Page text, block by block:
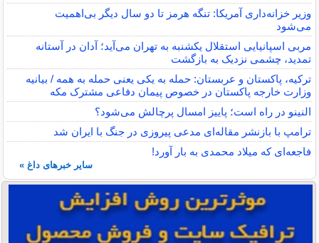
وزیر خزانه‌داری آمریکا: تنگه هرمز تا دو سال دیگر بی‌اهمیت
می‌شود
مربی اسپانیایی استقلال یکشنبه به تهران می‌آید؛ آدان در آستانه
تمدید، چشمی نزدیک به بازگشت
ترکیه، پاکستان و عربستان: حمله به یکی یعنی حمله به همه / بیانیه
وزارت خارجه پاکستان در خصوص پیمان دفاعی مشترک مکه
النینو در راه است؛ پاییز امسال پرچالش می‌شود؟
ترامپ با بازنشر مقاله‌ای مدعی پیروزی در جنگ با ایران شد
فاجعه‌ای که میلاد محمدی به بار آورد!
سایر خبرهای داغ »